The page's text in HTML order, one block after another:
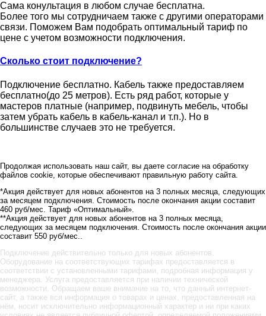
Сама конультация в любом случае бесплатна.
Более того мы сотрудничаем также с другими операторами
связи. Поможем Вам подобрать оптимальный тариф по
цене с учетом возможности подключения.
Сколько стоит подключение?
Подключение бесплатно. Кабель также предоставляем
бесплатно(до 25 метров). Есть ряд работ, которые у
мастеров платные (например, подвинуть мебель, чтобы
затем убрать кабель в кабель-канал и т.п.). Но в
большинстве случаев это не требуется.
Продолжая использовать наш сайт, вы даете согласие на обработку
файлов cookie, которые обеспечивают правильную работу сайта.
*Акция действует для новых абонентов на 3 полных месяца, следующих
за месяцем подключения. Стоимость после окончания акции составит
460 руб/мес. Тариф «Оптимальный».
**Акция действует для новых абонентов на 3 полных месяца,
следующих за месяцем подключения. Стоимость после окончания акции
составит 550 руб/мес..
Подключение действительно только для новых абонентов.
Оборудование на соответствующих тарифах предоставляется в
соответствии с установленными тарифами, подробная информация у
менеджера. Услуга предоставляется при наличии технической
возможности. Обращаем ваше внимание на то, что данный интернет-
сайт, а также вся информация о товарах и ценах, предоставленная на
нём, носит исключительно информационный характер и ни при каких